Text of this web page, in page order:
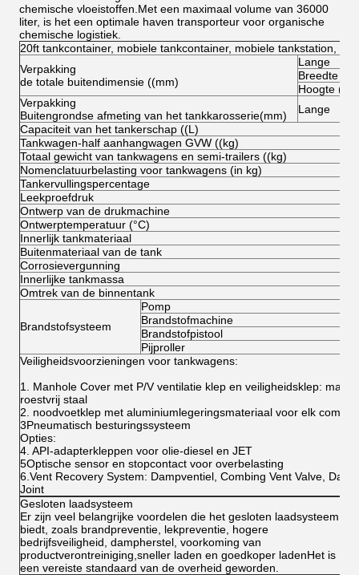
chemische vloeistoffen.Met een maximaal volume van 36000
liter, is het een optimale haven transporteur voor organische
chemische logistiek.
20ft tankcontainer, mobiele tankcontainer, mobiele tankstation,
Verpakking
de totale buitendimensie ((mm)
Lange
Breedte
Hoogte
Verpakking
Buitengrondse afmeting van het tankkarosserie(mm)
Lange
Capaciteit van het tankerschap ((L)
Tankwagen-half aanhangwagen GVW ((kg)
Totaal gewicht van tankwagens en semi-trailers ((kg)
Nomenclatuurbelasting voor tankwagens (in kg)
Tankervullingspercentage
Leekproefdruk
Ontwerp van de drukmachine
Ontwerptemperatuur (°C)
Innerlijk tankmateriaal
Buitenmateriaal van de tank
Corrosievergunning
Innerlijke tankmassa
Omtrek van de binnentank
Brandstofsysteem
Pomp
Brandstofmachine
Brandstofpistool
Pijproller
Veiligheidsvoorzieningen voor tankwagens:
1. Manhole Cover met P/V ventilatie klep en veiligheidsklep:
roestvrij staal
2. noodvoetklep met aluminiumlegeringsmateriaal voor elk
3Pneumatisch besturingssysteem
Opties:
4. API-adapterkleppen voor olie-diesel en JET
5Optische sensor en stopcontact voor overbelasting
6.Vent Recovery System: Dampventiel, Combing Vent Valve,
Joint
Gesloten laadsysteem
Er zijn veel belangrijke voordelen die het gesloten laadsysteem
biedt, zoals brandpreventie, lekpreventie, hogere
bedrijfsveiligheid, dampherstel, voorkoming van
productverontreiniging,sneller laden en goedkoper ladenHet is
een vereiste standaard van de overheid geworden.